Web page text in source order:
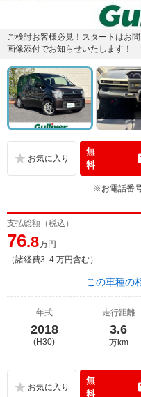
ご検討お客様必見！スタートはお
画像添付でお知らせいたします！
無
料
※お電話番
支払総額（税込）
76.8万円
（諸経費3 .4 万円含む）
この車種の
年式
2018
(H30)
走行距離
3.6
万km
無
料